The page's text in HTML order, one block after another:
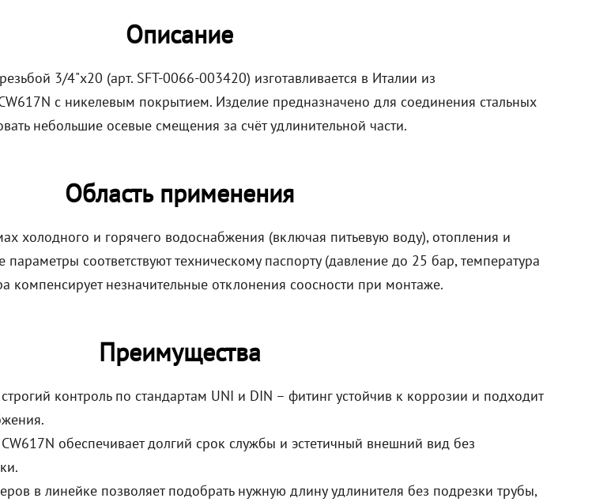
Описание
3/4"x20 (арт. SFT-0066-003420) изготавливается в Италии из
с никелевым покрытием. Изделие предназначено для соединения стальных
небольшие осевые смещения за счёт удлинительной части.
Область применения
холодного и горячего водоснабжения (включая питьевую воду), отопления и
соответствуют техническому паспорту (давление до 25 бар, температура
компенсирует незначительные отклонения соосности при монтаже.
Преимущества
контроль по стандартам UNI и DIN – фитинг устойчив к коррозии и подходит
обеспечивает долгий срок службы и эстетичный внешний вид без
в линейке позволяет подобрать нужную длину удлинителя без подрезки трубы,